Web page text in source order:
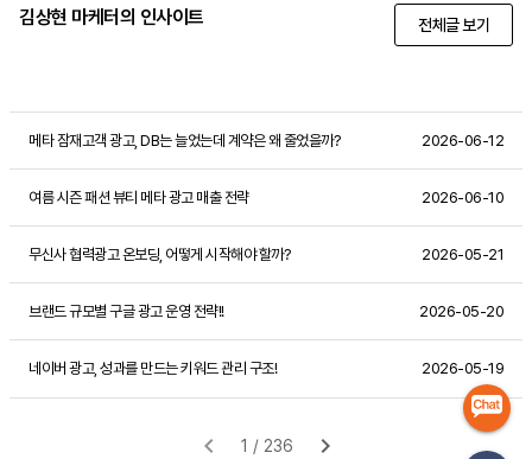
김상현 마케터의 인사이트 전체글 보기
메타 잠재고객 광고, DB는 늘었는데 계약은 왜 줄었을까? 2026-06-12
여름 시즌 패션 뷰티 메타 광고 매출 전략 2026-06-10
무신사 협력광고 온보딩, 어떻게 시작해야 할까? 2026-05-21
브랜드 규모별 구글 광고 운영 전략!! 2026-05-20
네이버 광고, 성과를 만드는 키워드 관리 구조! 2026-05-19